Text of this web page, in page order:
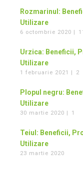
Rozmarinul:
Utilizare
6 octombrie 2020 | 11
Urzica: Beneficii,
Utilizare
1 februarie 2021 | 2
Plopul negru:
Utilizare
30 martie 2020 | 1
Teiul: Beneficii,
Utilizare
23 martie 2020